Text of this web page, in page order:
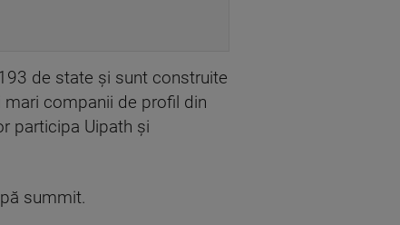
de state și sunt construite
companii de profil din
participa Uipath și
summit.